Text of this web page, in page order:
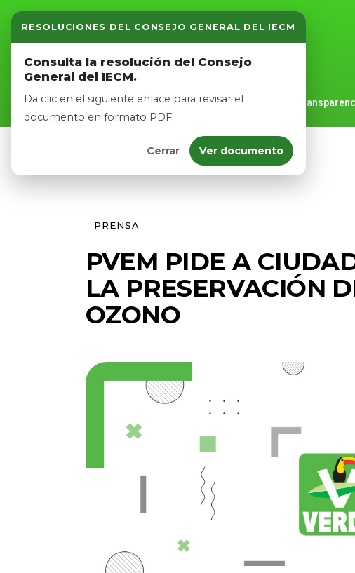
RESOLUCIONES DEL CONSEJO GENERAL DEL IECM
Consulta la resolución del Consejo
General del IECM.
Da clic en el siguiente enlace para revisar el
documento en formato PDF.
Cerrar Ver documento
Inicio Nosotros Logros Noticias
Inicio
Nosotros
Afíliate
Eventos
PRENSA
PVEM PIDE A
LA PRESERVACIÓN
OZONO